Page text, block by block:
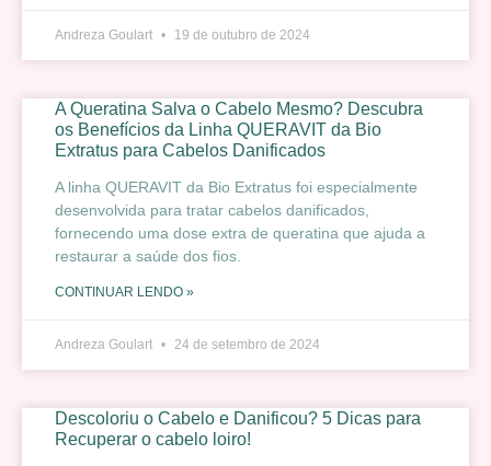
Andreza Goulart 19 de outubro de 2024
A Queratina Salva o Cabelo Mesmo? Descubra
os Benefícios da Linha QUERAVIT da Bio
Extratus para Cabelos Danificados
A linha QUERAVIT da Bio Extratus foi especialmente
desenvolvida para tratar cabelos danificados,
fornecendo uma dose extra de queratina que ajuda a
restaurar a saúde dos fios.
CONTINUAR LENDO »
Andreza Goulart 24 de setembro de 2024
Descoloriu o Cabelo e Danificou? 5 Dicas para
Recuperar o cabelo loiro!